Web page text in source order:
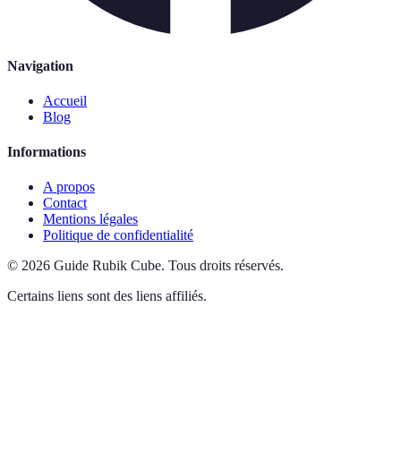
Navigation
Accueil
Blog
Informations
A propos
Contact
Mentions légales
Politique de confidentialité
© 2026 Guide Rubik Cube. Tous droits réservés.
Certains liens sont des liens affiliés.